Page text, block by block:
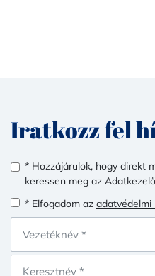
Iratkozz fel
* Hozzájárulok, hogy direkt
keressen meg az
* Elfogadom az